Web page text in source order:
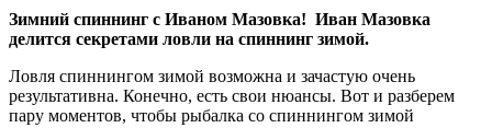
Зимний спиннинг с Иваном Мазовка! Иван Мазовка
делится секретами ловли на спиннинг зимой.
Ловля спиннингом зимой возможна и зачастую очень
результативна. Конечно, есть свои нюансы. Вот и разберем
пару моментов, чтобы рыбалка со спиннингом зимой